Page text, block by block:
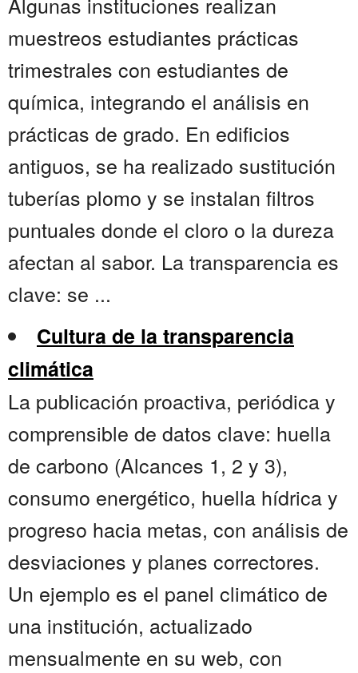
muestreos estudiantes prácticas
trimestrales con estudiantes de
química, integrando el análisis en
prácticas de grado. En edificios
antiguos, se ha realizado sustitución
tuberías plomo y se instalan filtros
puntuales donde el cloro o la dureza
afectan al sabor. La transparencia es
clave: se ...
Cultura de la transparencia
climática
La publicación proactiva, periódica y
comprensible de datos clave: huella
de carbono (Alcances 1, 2 y 3),
consumo energético, huella hídrica y
progreso hacia metas, con análisis de
desviaciones y planes correctores.
Un ejemplo es el panel climático de
una institución, actualizado
mensualmente en su web, con